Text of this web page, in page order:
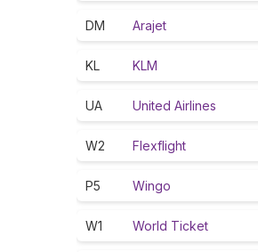
DM Arajet
KL KLM
UA United Airlines
W2 Flexflight
P5 Wingo
W1 World Ticket